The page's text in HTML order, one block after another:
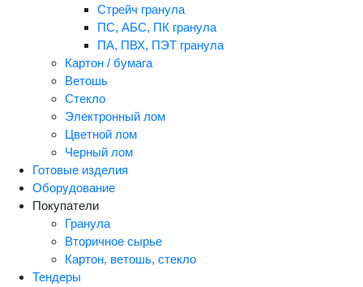
Стрейч гранула
ПС, АБС, ПК гранула
ПА, ПВХ, ПЭТ гранула
Картон / бумага
Ветошь
Стекло
Электронный лом
Цветной лом
Черный лом
Готовые изделия
Оборудование
Покупатели
Гранула
Вторичное сырье
Картон, ветошь, стекло
Тендеры